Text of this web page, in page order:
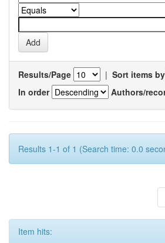
Results/Page | Sort items by
In order
Authors/
Results 1-1 of 1 (Search time: 0.0
Item hits: